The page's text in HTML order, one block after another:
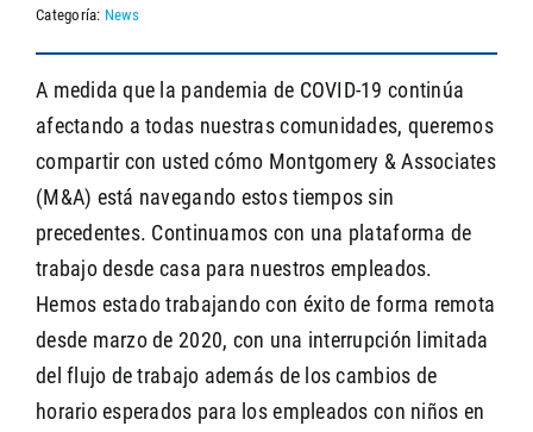
Categoría: News
A medida que la pandemia de COVID-19 continúa
afectando a todas nuestras comunidades, queremos
compartir con usted cómo Montgomery & Associates
(M&A) está navegando estos tiempos sin
precedentes. Continuamos con una plataforma de
trabajo desde casa para nuestros empleados.
Hemos estado trabajando con éxito de forma remota
desde marzo de 2020, con una interrupción limitada
del flujo de trabajo además de los cambios de
horario esperados para los empleados con niños en